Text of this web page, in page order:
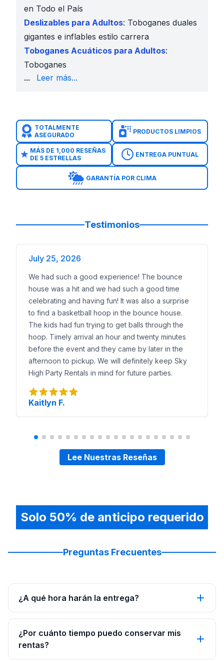
en Todo el País
Deslizables para Adultos: Toboganes duales
gigantes e inflables estilo carrera
Toboganes Acuáticos para Adultos:
Toboganes
comerciales de 20–24 pies para máxima diversión
Área de Descanso y Comodidad
: Rentas de
Menos de 50 invitados : 1 tobogán acuático +
50–150 invitados: Brincolín para adultos + curso
Eventos corporativos o grandes
: Atracción
fecha del evento y código postal
Elige tu deslizable, tobogán acuático o brincolín
SkyHigh Party Rentals entrega, instala y recoge a
... Leer más...
TOTALMENTE
ASEGURADO
PRODUCTOS LIMPIOS
MÁS DE 1,000 RESEÑAS
DE 5 ESTRELLAS
ENTREGA PUNTUAL
GARANTÍA POR CLIMA
Testimonios
July 25, 2026
We had such a good experience! The bounce
house was a hit and we had such a good time
celebrating and having fun! It was also a surprise
to find a basketball hoop in the bounce house.
The kids had fun trying to get balls through the
hoop. Timely arrival an hour and twenty minutes
before the event and they came by later in the
afternoon to pickup. We will definitely keep Sky
High Party Rentals in mind for future parties.
Kaitlyn F.
Lee Nuestras Reseñas
Solo 50% de anticipo requerido
Preguntas Frecuentes
¿A qué hora harán la entrega?
¿Por cuánto tiempo puedo conservar mis
rentas?